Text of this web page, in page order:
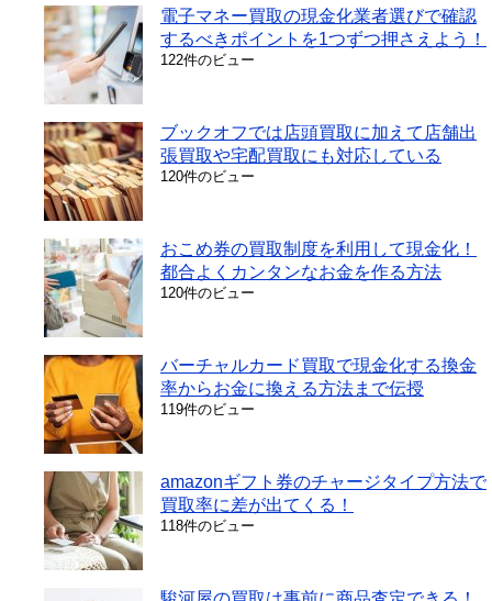
電子マネー買取の現金化業者選びで確認
するべきポイントを1つずつ押さえよう！
122件のビュー
ブックオフでは店頭買取に加えて店舗出
張買取や宅配買取にも対応している
120件のビュー
おこめ券の買取制度を利用して現金化！
都合よくカンタンなお金を作る方法
120件のビュー
バーチャルカード買取で現金化する換金
率からお金に換える方法まで伝授
119件のビュー
amazonギフト券のチャージタイプ方法で
買取率に差が出てくる！
118件のビュー